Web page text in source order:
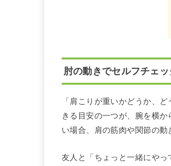
肘の動きでセルフチェッ
「肩こりが重いかどうか、
きる目安の一つが、腕を横
い場合、肩の筋肉や関節の動
友人と「ちょっと一緒にや